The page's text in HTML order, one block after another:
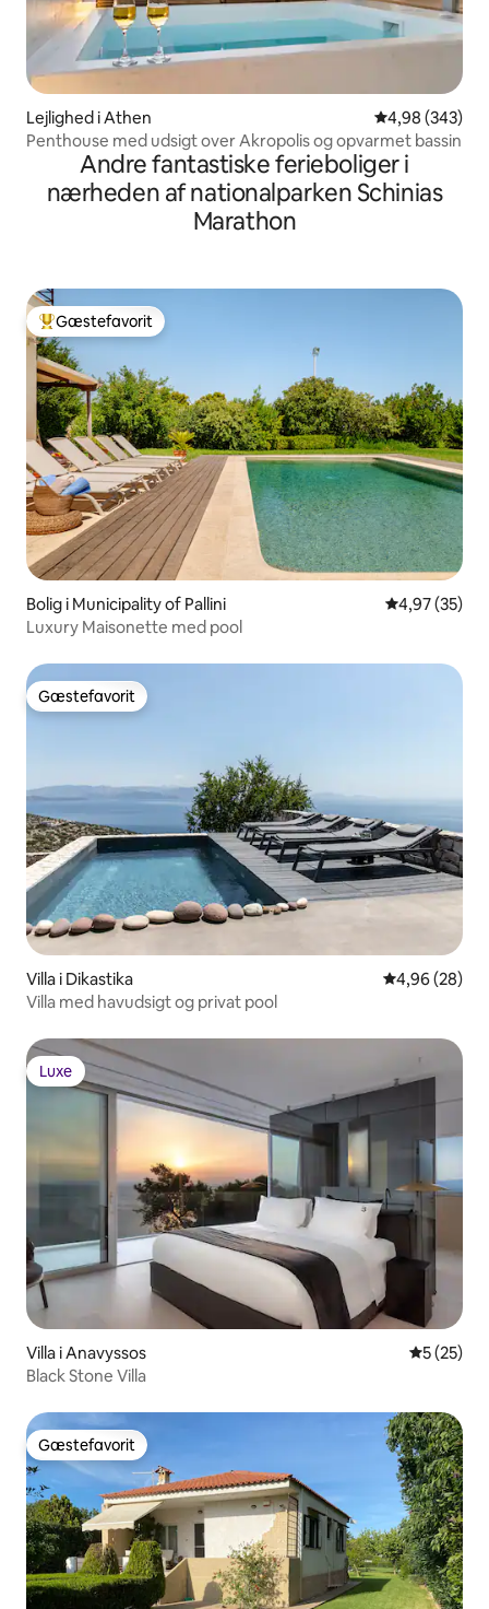
Lejlighed i Athen 4,98 ud af 5 i
4,98 (343)
Penthouse med udsigt over Akropolis og opvarmet bassin
Andre fantastiske ferieboliger i
nærheden af nationalparken Schinias
Marathon
Bedste gæstefavorit
Gæstefavorit
Bolig i Municipality of Pallini 4,97 ud af 5 i
4,97 (35)
Luxury Maisonette med pool
Gæstefavorit
Gæstefavorit
Villa i Dikastika 4,96 ud af 5 i
4,96 (28)
Villa med havudsigt og privat pool
Luxe
Luxe
Villa i Anavyssos 5 ud af 5 i
5 (25)
Black Stone Villa
Gæstefavorit
Gæstefavorit